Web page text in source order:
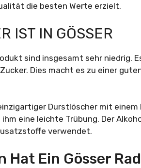
die besten Werte erzielt.
IST IN GÖSSER
sind insgesamt sehr niedrig.
Dies macht es zu einer
Durstlöscher mit einem
eine leichte Trübung. Der
verwendet.
Hat Ein Gösser